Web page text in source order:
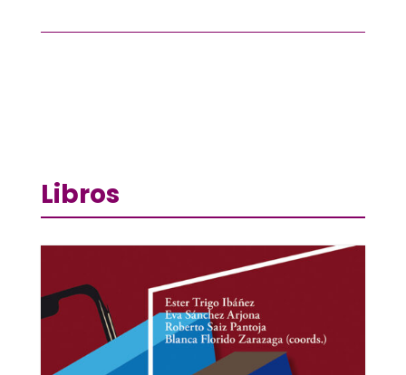
Libros